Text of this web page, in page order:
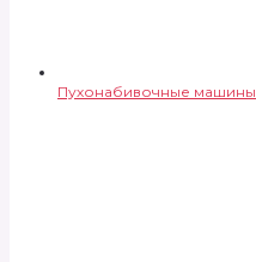
Пухонабивочные машины